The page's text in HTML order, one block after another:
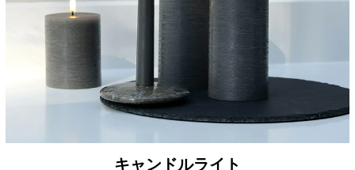
キャンドルライト